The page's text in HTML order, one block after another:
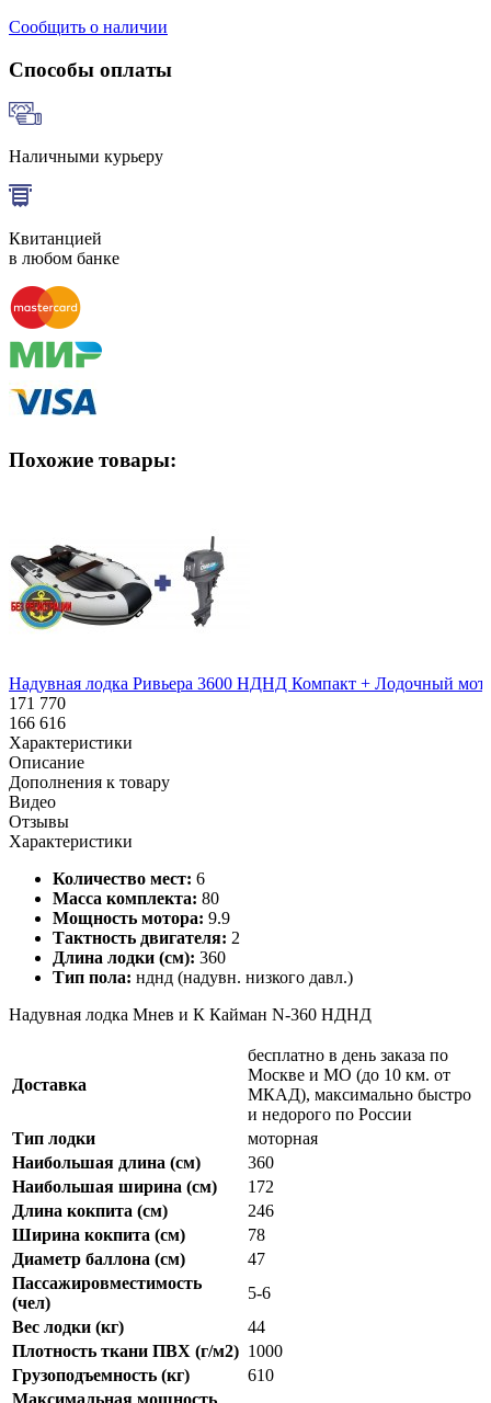
Сообщить о наличии
Способы оплаты
Наличными курьеру
Квитанцией
в любом банке
Похожие товары:
Надувная лодка Ривьера 3600 НДНД Компакт + Лодочный
171 770
166 616
Характеристики
Описание
Дополнения к товару
Видео
Отзывы
Характеристики
Количество мест: 6
Масса комплекта: 80
Мощность мотора: 9.9
Тактность двигателя: 2
Длина лодки (см): 360
Тип пола: нднд (надувн. низкого давл.)
Надувная лодка Мнев и К Кайман N-360 НДНД
Доставка
бесплатно в день заказа по
Москве и МО (до 10 км. от
МКАД), максимально быстро
и недорого по России
Тип лодки
моторная
Наибольшая длина (см)
360
Наибольшая ширина (см)
172
Длина кокпита (см)
246
Ширина кокпита (см)
78
Диаметр баллона (см)
47
Пассажировместимость
(чел)
5-6
Вес лодки (кг)
44
Плотность ткани ПВХ (г/м2) 1000
Грузоподъемность (кг)
610
Максимальная мощность